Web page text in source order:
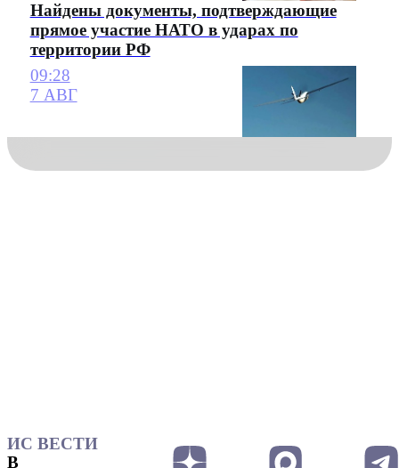
Найдены документы, подтверждающие
прямое участие НАТО в ударах по
территории РФ
09:28
7 АВГ
ИС ВЕСТИ
В